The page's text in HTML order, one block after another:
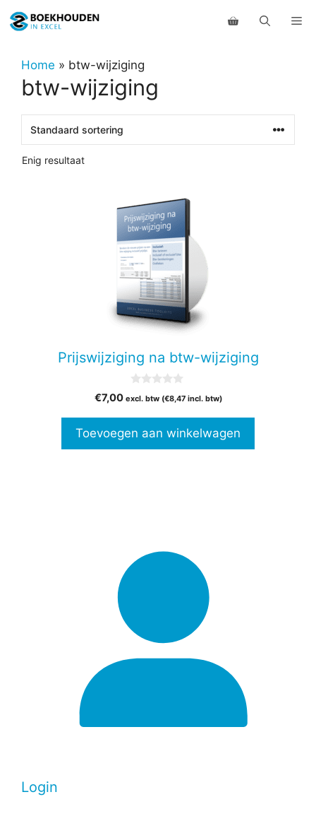
naar
inhoudHome » btw-wijziging
btw-wijziging
Enig resultaat
Prijswijziging na btw-wijziging
v
5
€7,00 excl. btw (€8,47incl. btw)
Toevoegen aan winkelwagen
Login